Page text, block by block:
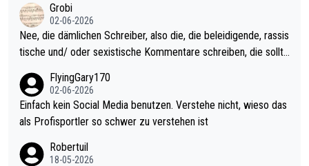
ohl wenig WDF Turniere spielen. Dies war bei Archie Self letzt
es Jahr der Fall. Er musste als amtierender Weltmeister durch
den Qualifier und ich glaube kaum, dass Mitchel sich das (in Ve
gas) antun würde, wenn er doch eigentlich die PDC-WM als Zi
el hat.
Grobi
02-06-2026
Nee, die dämlichen Schreiber, also die, die beleidigende, rassis
tische und/ oder sexistische Kommentare schreiben, die sollte
s Leben in den Griff kriegen. Nur eins wundert mich: Luke Little
r war doch neulich erst derjenige, der über Social Media GvV p
rovoziert hat. Und Littlers Mutter schießt öfters mal gegen Ric
FlyingGary170
02-06-2026
Einfach kein Social Media benutzen. Verstehe nicht, wieso das
als Profisportler so schwer zu verstehen ist
Robertuil
18-05-2026